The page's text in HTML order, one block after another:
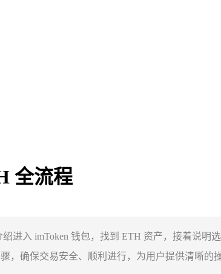
全流程
进入 imToken 钱包，找到 ETH 资产，接着说
，确保交易安全、顺利进行，为用户提供清晰的